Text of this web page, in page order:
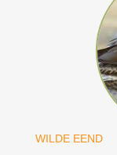
WILDE EEND